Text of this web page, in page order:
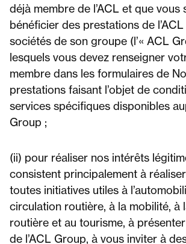
déjà membre de l’ACL et que vous
bénéficier des prestations de
sociétés de son groupe (l’« ACL
lesquels vous devez renseigner
membre dans les formulaires de
prestations faisant l’objet de
services spécifiques disponibles
Group ;
(ii) pour réaliser nos intérêts
consistent principalement à
toutes initiatives utiles à
circulation routière, à la mobilité, à
routière et au tourisme, à
de l’ACL Group, à vous inviter à